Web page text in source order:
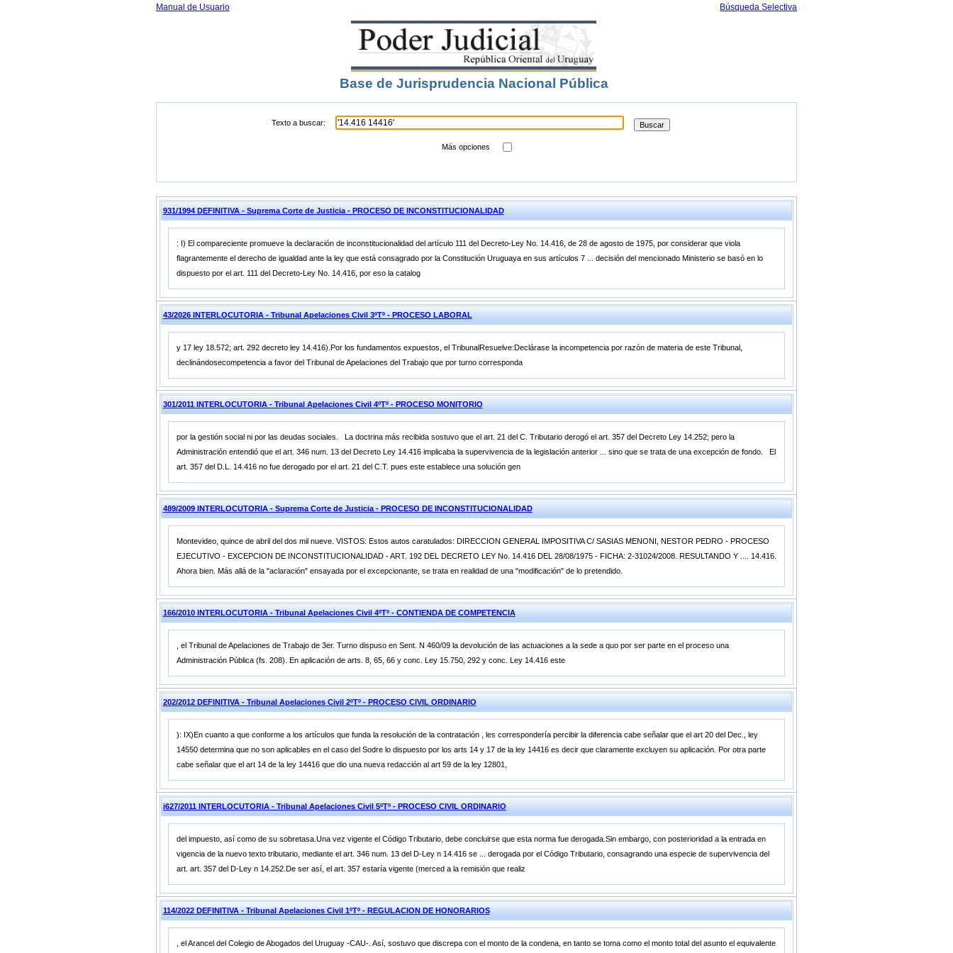
Manual de Usuario Búsqueda Selectiva
Base de Jurisprudencia Nacional Pública
Texto a buscar:
Más opciones
931/1994 DEFINITIVA - Suprema Corte de Justicia - PROCESO DE INCONSTITUCIONALIDAD
: I) El compareciente promueve la declaración de inconstitucionalidad del artículo 111 del Decreto-Ley No. 14.416, de 28 de agosto de 1975, por considerar que viola
flagrantemente el derecho de igualdad ante la ley que está consagrado por la Constitución Uruguaya en sus artículos 7 ... decisión del mencionado Ministerio se basó en lo
dispuesto por el art. 111 del Decreto-Ley No. 14.416, por eso la catalog
43/2026 INTERLOCUTORIA - Tribunal Apelaciones Civil 3ºTº - PROCESO LABORAL
y 17 ley 18.572; art. 292 decreto ley 14.416).Por los fundamentos expuestos, el TribunalResuelve:Declárase la incompetencia por razón de materia de este Tribunal,
declinándosecompetencia a favor del Tribunal de Apelaciones del Trabajo que por turno corresponda
301/2011 INTERLOCUTORIA - Tribunal Apelaciones Civil 4ºTº - PROCESO MONITORIO
por la gestión social ni por las deudas sociales. La doctrina más recibida sostuvo que el art. 21 del C. Tributario derogó el art. 357 del Decreto Ley 14.252; pero la
Administración entendió que el art. 346 num. 13 del Decreto Ley 14.416 implicaba la supervivencia de la legislación anterior ... sino que se trata de una excepción de fondo. El
art. 357 del D.L. 14.416 no fue derogado por el art. 21 del C.T. pues este establece una solución gen
489/2009 INTERLOCUTORIA - Suprema Corte de Justicia - PROCESO DE INCONSTITUCIONALIDAD
Montevideo, quince de abril del dos mil nueve. VISTOS: Estos autos caratulados: DIRECCION GENERAL IMPOSITIVA C/ SASIAS MENONI, NESTOR PEDRO - PROCESO
EJECUTIVO - EXCEPCION DE INCONSTITUCIONALIDAD - ART. 192 DEL DECRETO LEY No. 14.416 DEL 28/08/1975 - FICHA: 2-31024/2008. RESULTANDO Y .... 14.416.
Ahora bien. Más allá de la "aclaración" ensayada por el excepcionante, se trata en realidad de una "modificación" de lo pretendido.
166/2010 INTERLOCUTORIA - Tribunal Apelaciones Civil 4ºTº - CONTIENDA DE COMPETENCIA
, el Tribunal de Apelaciones de Trabajo de 3er. Turno dispuso en Sent. N 460/09 la devolución de las actuaciones a la sede a quo por ser parte en el proceso una
Administración Pública (fs. 208). En aplicación de arts. 8, 65, 66 y conc. Ley 15.750, 292 y conc. Ley 14.416 este
202/2012 DEFINITIVA - Tribunal Apelaciones Civil 2ºTº - PROCESO CIVIL ORDINARIO
): IX)En cuanto a que conforme a los artículos que funda la resolución de la contratación , les correspondería percibir la diferencia cabe señalar que el art 20 del Dec., ley
14550 determina que no son aplicables en el caso del Sodre lo dispuesto por los arts 14 y 17 de la ley 14416 es decir que claramente excluyen su aplicación. Por otra parte
cabe señalar que el art 14 de la ley 14416 que dio una nueva redacción al art 59 de la ley 12801,
i627/2011 INTERLOCUTORIA - Tribunal Apelaciones Civil 5ºTº - PROCESO CIVIL ORDINARIO
del impuesto, así como de su sobretasa.Una vez vigente el Código Tributario, debe concluirse que esta norma fue derogada.Sin embargo, con posterioridad a la entrada en
vigencia de la nuevo texto tributario, mediante el art. 346 num. 13 del D-Ley n 14.416 se ... derogada por el Código Tributario, consagrando una especie de supervivencia del
art. art. 357 del D-Ley n 14.252.De ser así, el art. 357 estaría vigente (merced a la remisión que realiz
114/2022 DEFINITIVA - Tribunal Apelaciones Civil 1ºTº - REGULACION DE HONORARIOS
, el Arancel del Colegio de Abogados del Uruguay -CAU-. Así, sostuvo que discrepa con el monto de la condena, en tanto se toma como el monto total del asunto el equivalente